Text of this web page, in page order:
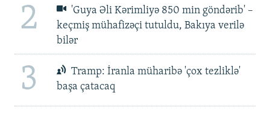
2
'Guya Əli Kərimliyə 850 min göndərib' –
keçmiş mühafizəçi tutuldu, Bakıya verilə
bilər
3
Tramp: İranla müharibə 'çox tezliklə'
başa çatacaq